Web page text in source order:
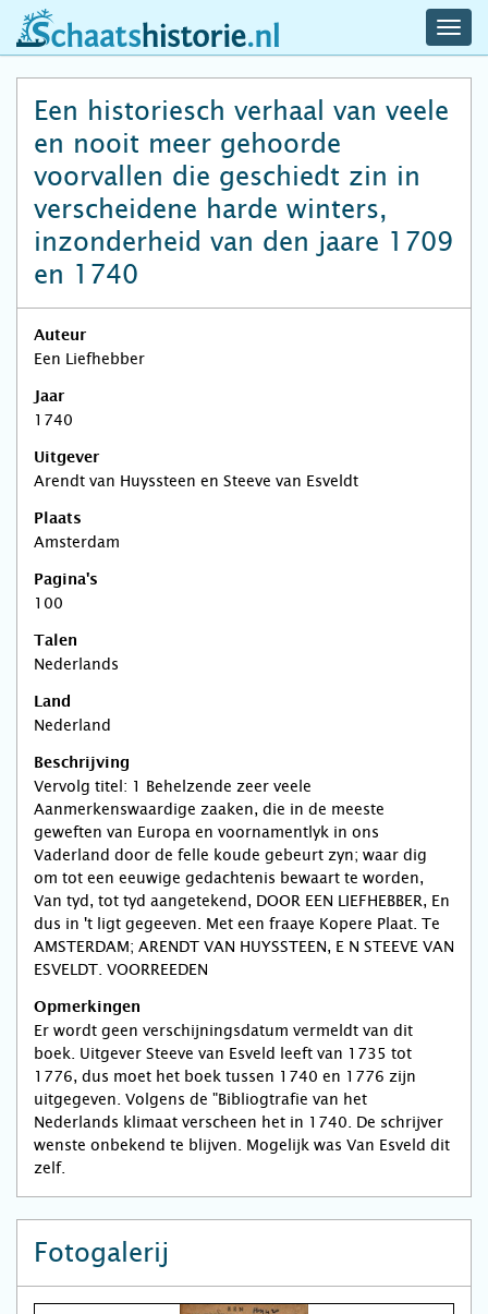
schaatshistorie.nl
Een historiesch verhaal van veele
en nooit meer gehoorde
voorvallen die geschiedt zin in
verscheidene harde winters,
inzonderheid van den jaare 1709
en 1740
Auteur
Een Liefhebber
Jaar
1740
Uitgever
Arendt van Huyssteen en Steeve van Esveldt
Plaats
Amsterdam
Pagina's
100
Talen
Nederlands
Land
Nederland
Beschrijving
Vervolg titel: 1 Behelzende zeer veele
Aanmerkenswaardige zaaken, die in de meeste
geweften van Europa en voornamentlyk in ons
Vaderland door de felle koude gebeurt zyn; waar dig
om tot een eeuwige gedachtenis bewaart te worden,
Van tyd, tot tyd aangetekend, DOOR EEN LIEFHEBBER, En
dus in 't ligt gegeeven. Met een fraaye Kopere Plaat. Te
AMSTERDAM; ARENDT VAN HUYSSTEEN, E N STEEVE VAN
ESVELDT. VOORREEDEN
Opmerkingen
Er wordt geen verschijningsdatum vermeldt van dit
boek. Uitgever Steeve van Esveld leeft van 1735 tot
1776, dus moet het boek tussen 1740 en 1776 zijn
uitgegeven. Volgens de "Bibliogtrafie van het
Nederlands klimaat verscheen het in 1740. De schrijver
wenste onbekend te blijven. Mogelijk was Van Esveld dit
zelf.
Fotogalerij